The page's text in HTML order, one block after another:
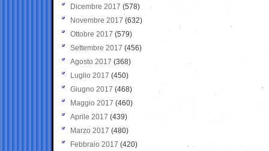
Dicembre 2017 (578)
Novembre 2017 (632)
Ottobre 2017 (579)
Settembre 2017 (456)
Agosto 2017 (368)
Luglio 2017 (450)
Giugno 2017 (468)
Maggio 2017 (460)
Aprile 2017 (439)
Marzo 2017 (480)
Febbraio 2017 (420)